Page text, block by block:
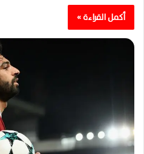
أكمل القراءة »